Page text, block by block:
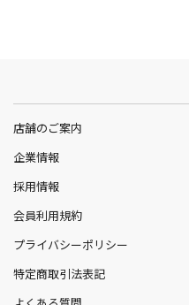
店舗のご案内
企業情報
採用情報
会員利用規約
プライバシーポリシー
特定商取引法表記